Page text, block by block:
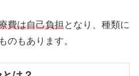
費は自己負担となり、種類に
のもあります。